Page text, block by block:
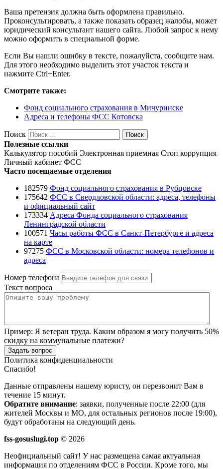
Ваша претензия должна быть оформлена правильно.
Проконсультировать, а также показать образец жалобы, может
юридический консультант нашего сайта. Любой запрос к нему
можно оформить в специальной форме.
Если Вы нашли ошибку в тексте, пожалуйста, сообщите нам.
Для этого необходимо выделить этот участок текста и
нажмите Ctrl+Enter.
Смотрите также:
Фонд социального страхования в Мичуринске
Адреса и телефоны ФСС Котовска
Поиск Поиск
Полезные ссылки
Калькулятор пособий Электронная приемная Стоп коррупция
Личный кабинет ФСС
Часто посещаемые отделения
182579 Фонд социального страхования в Рубцовске
175642 ФСС в Свердловской области: адреса, телефоны
и официальный сайт
173334 Адреса Фонда социального страхования
Ленинградской области
100571 Часы работы ФСС в Санкт-Петербурге и адреса
на карте
97275 ФСС в Московской области: номера телефонов и
адреса
Номер телефона
Текст вопроса
Пример: Я ветеран труда. Каким образом я могу получить 50%
скидку на коммунальные платежи?
Задать вопрос
Политика конфиденциальности
Спасибо!
Данные отправлены нашему юристу, он перезвонит Вам в
течение 15 минут.
Обратите внимание: заявки, полученные после 22:00 (для
жителей Москвы и МО, для остальных регионов после 19:00),
будут обработаны на следующий день.
fss-gosuslugi.top © 2026
Неофициальный сайт! У нас размещена самая актуальная
информация по отделениям ФСС в России. Кроме того, мы